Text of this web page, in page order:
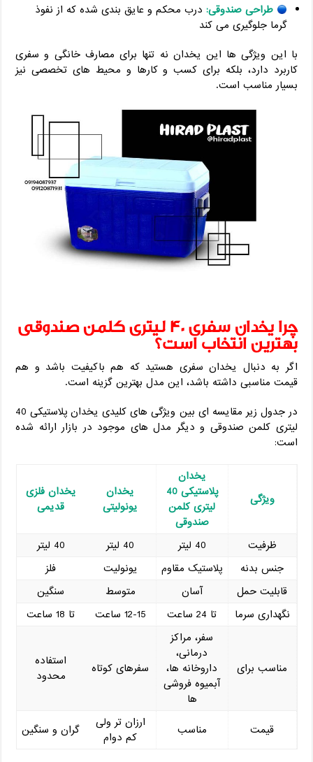
طراحی صندوقی: درب محکم و عایق ‌بندی شده که از نفوذ
گرما جلوگیری می ‌کند
با این ویژگی ‌ها این یخدان نه تنها برای مصارف خانگی و سفری
کاربرد دارد، بلکه برای کسب ‌و کارها و محیط‌ های تخصصی نیز
بسیار مناسب است.
چرا یخدان سفری 40 لیتری کلمن صندوقی
بهترین انتخاب است؟
اگر به دنبال یخدان سفری هستید که هم باکیفیت باشد و هم
قیمت مناسبی داشته باشد، این مدل بهترین گزینه است.
در جدول زیر مقایسه ای بین ویژگی ‌های کلیدی یخدان پلاستیکی 40
لیتری کلمن صندوقی و دیگر مدل ‌های موجود در بازار ارائه شده
است:
ویژگی
یخدان
پلاستیکی 40
لیتری کلمن
صندوقی
یخدان
یونولیتی
یخدان فلزی
قدیمی
ظرفیت 40 لیتر 40 لیتر
40 لیتر
جنس بدنه
پلاستیک مقاوم یونولیت
فلز
قابلیت حمل
آسان متوسط
سنگین
نگهداری سرما
تا 24 ساعت 12-15 ساعت تا 18 ساعت
مناسب برای
سفر، مراکز
درمانی،
داروخانه ‌ها،
آبمیوه فروشی
‌ها
سفرهای کوتاه
استفاده
محدود
قیمت مناسب
ارزان‌ تر ولی
کم دوام
گران و سنگین